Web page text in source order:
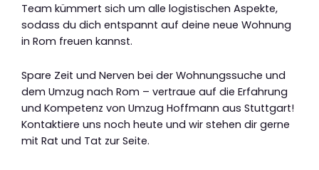
Team kümmert sich um alle logistischen Aspekte,
sodass du dich entspannt auf deine neue Wohnung
in Rom freuen kannst.
Spare Zeit und Nerven bei der Wohnungssuche und
dem Umzug nach Rom – vertraue auf die Erfahrung
und Kompetenz von Umzug Hoffmann aus Stuttgart!
Kontaktiere uns noch heute und wir stehen dir gerne
mit Rat und Tat zur Seite.